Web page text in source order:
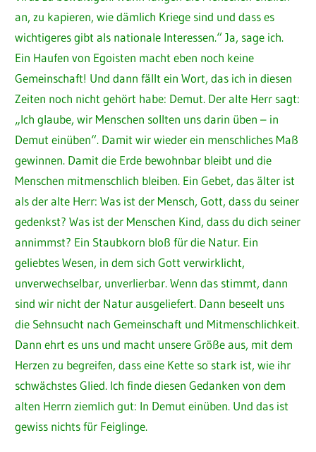
an, zu kapieren, wie dämlich Kriege sind und dass es
wichtigeres gibt als nationale Interessen.“ Ja, sage ich.
Ein Haufen von Egoisten macht eben noch keine
Gemeinschaft! Und dann fällt ein Wort, das ich in diesen
Zeiten noch nicht gehört habe: Demut. Der alte Herr sagt:
„Ich glaube, wir Menschen sollten uns darin üben – in
Demut einüben“. Damit wir wieder ein menschliches Maß
gewinnen. Damit die Erde bewohnbar bleibt und die
Menschen mitmenschlich bleiben. Ein Gebet, das älter ist
als der alte Herr: Was ist der Mensch, Gott, dass du seiner
gedenkst? Was ist der Menschen Kind, dass du dich seiner
annimmst? Ein Staubkorn bloß für die Natur. Ein
geliebtes Wesen, in dem sich Gott verwirklicht,
unverwechselbar, unverlierbar. Wenn das stimmt, dann
sind wir nicht der Natur ausgeliefert. Dann beseelt uns
die Sehnsucht nach Gemeinschaft und Mitmenschlichkeit.
Dann ehrt es uns und macht unsere Größe aus, mit dem
Herzen zu begreifen, dass eine Kette so stark ist, wie ihr
schwächstes Glied. Ich finde diesen Gedanken von dem
alten Herrn ziemlich gut: In Demut einüben. Und das ist
gewiss nichts für Feiglinge.